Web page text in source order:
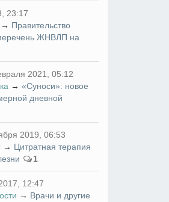
23:17
Правительство
ЖНВЛП на
2021, 05:12
→ «Суноси»: новое
дневной
2019, 06:53
→ Цитратная терапия
1
12:47
→ Врачи и другие